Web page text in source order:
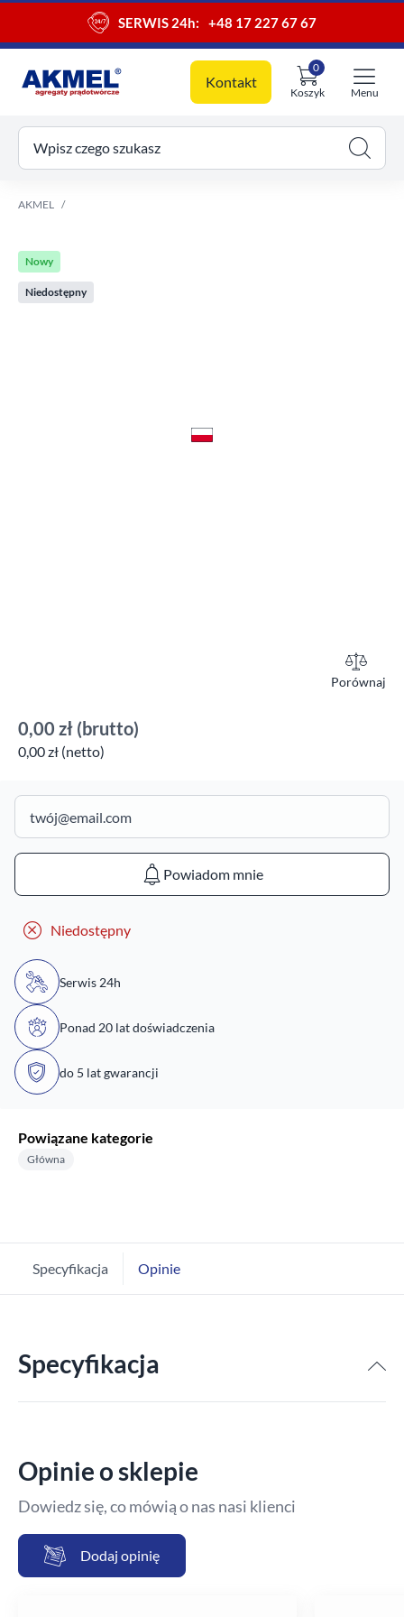
SERWIS 24h: +48 17 227 67 67
Kontakt
Koszyk
0
koszyk
Menu
Wpisz czego szukasz
AKMEL
Nowy
Niedostępny
Porównaj
0,00 zł (brutto)
0,00 zł (netto)
Powiadom mnie
Niedostępny
Serwis 24h
Ponad 20 lat doświadczenia
do 5 lat gwarancji
Powiązane kategorie
Główna
Specyfikacja Opinie
Specyfikacja
Opinie o sklepie
Dowiedz się, co mówią o nas nasi klienci
Dodaj opinię